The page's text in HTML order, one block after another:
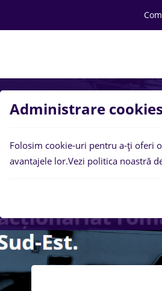
Administrare
Folosim cookie-uri pentru a-ți oferi
avantajele lor.Vezi politica noastră